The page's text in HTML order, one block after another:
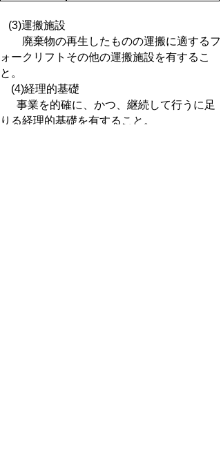
(3)運搬施設
廃棄物の再生したものの運搬に適するフ
ォークリフトその他の運搬施設を有するこ
と。
(4)経理的基礎
事業を的確に、かつ、継続して行うに足
りる経理的基礎を有すること。